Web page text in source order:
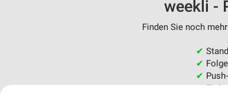
weekli -
Finden Sie noch
✔
✔
✔
✔